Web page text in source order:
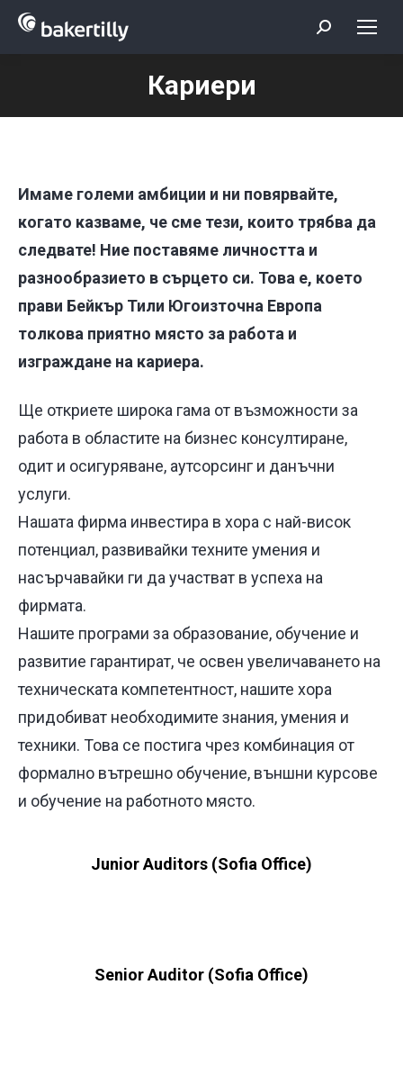
Search:
Кариери
You are here:
Имаме големи амбиции и ни повярвайте,
когато казваме, че сме тези, които трябва да
следвате! Ние поставяме личността и
разнообразието в сърцето си. Това е, което
прави Бейкър Тили Югоизточна Европа
толкова приятно място за работа и
изграждане на кариера.
Ще откриете широка гама от възможности за
работа в областите на бизнес консултиране,
одит и осигуряване, аутсорсинг и данъчни
услуги.
Нашата фирма инвестира в хора с най-висок
потенциал, развивайки техните умения и
насърчавайки ги да участват в успеха на
фирмата.
Нашите програми за образование, обучение и
развитие гарантират, че освен увеличаването на
техническата компетентност, нашите хора
придобиват необходимите знания, умения и
техники. Това се постига чрез комбинация от
формално вътрешно обучение, външни курсове
и обучение на работното място.
Junior Auditors (Sofia Office)
Senior Auditor (Sofia Office)